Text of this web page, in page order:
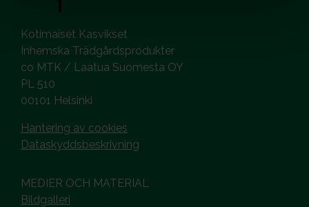
Kotimaiset Kasvikset
Inhemska Trädgårdsprodukter
co MTK / Laatua Suomesta OY
PL 510
00101 Helsinki
Hantering av cookies
Dataskyddsbeskrivning
MEDIER OCH MATERIAL
Bildgalleri